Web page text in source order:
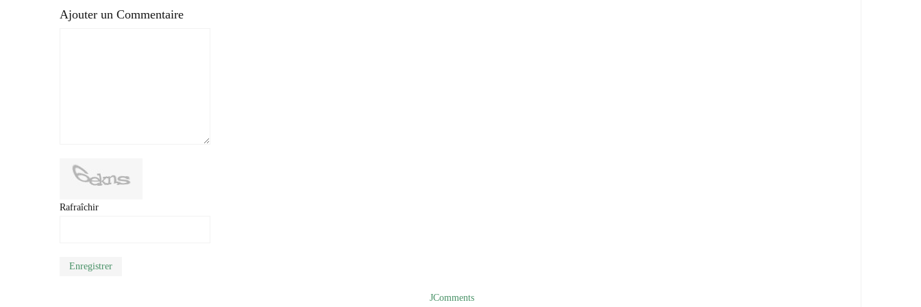
Ajouter un Commentaire
Rafraîchir
Enregistrer
JComments